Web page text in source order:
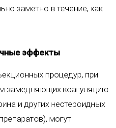
заметно в течение, как
эффекты
процедур, при
замедляющих коагуляцию
и других нестероидных
могут